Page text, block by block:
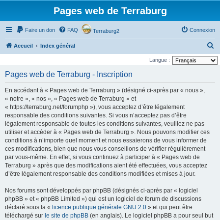
Pages web de Terraburg
Faire un don FAQ Terraburg2 Connexion
Accueil Index général
e
Langue :
Pages web de Terraburg - Inscription
En accédant à « Pages web de Terraburg » (désigné ci-après par « nous »,
« notre », « nos », « Pages web de Terraburg » et
« https://terraburg.net/forumphp »), vous acceptez d’être légalement
responsable des conditions suivantes. Si vous n’acceptez pas d’être
légalement responsable de toutes les conditions suivantes, veuillez ne pas
utiliser et accéder à « Pages web de Terraburg ». Nous pouvons modifier ces
conditions à n’importe quel moment et nous essaierons de vous informer de
ces modifications, bien que nous vous conseillons de vérifier régulièrement
par vous-même. En effet, si vous continuez à participer à « Pages web de
Terraburg » après que des modifications aient été effectuées, vous acceptez
d’être légalement responsable des conditions modifiées et mises à jour.
Nos forums sont développés par phpBB (désignés ci-après par « logiciel
phpBB » et « phpBB Limited ») qui est un logiciel de forum de discussions
déclaré sous la « licence publique générale GNU 2.0 » et qui peut être
téléchargé sur le site de phpBB (en anglais). Le logiciel phpBB a pour seul but